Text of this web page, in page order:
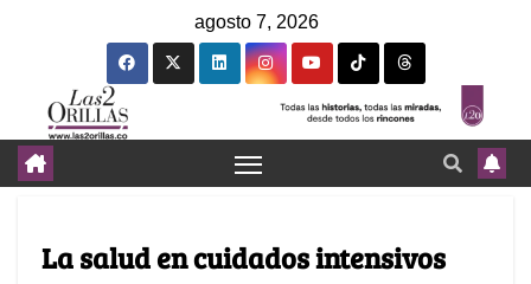
agosto 7, 2026
La salud en cuidados intensivos